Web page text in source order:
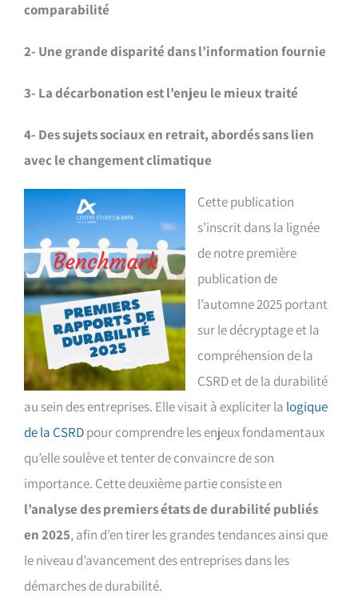
comparabilité
2- Une grande disparité dans l’information fournie
3- La décarbonation est l’enjeu le mieux traité
4- Des sujets sociaux en retrait, abordés sans lien
avec le changement climatique
Cette publication
s’inscrit dans la lignée
de notre première
publication de
l’automne 2025 portant
sur le décryptage et la
compréhension de la
CSRD et de la durabilité
au sein des entreprises. Elle visait à expliciter la logique
de la CSRDpour comprendre les enjeux fondamentaux
qu’elle soulève et tenter de convaincre de son
importance. Cette deuxième partie consiste en
l’analyse des premiers états de durabilité publiés
en 2025, afin d’en tirer les grandes tendances ainsi que
le niveau d’avancement des entreprises dans les
démarches de durabilité.